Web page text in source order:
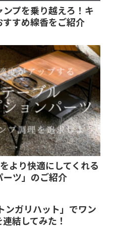
プを乗り越えろ！キ
すめ線香をご紹介
より快適にしてくれる
ーツ」のご紹介
ンガリハット」でワン
結してみた！